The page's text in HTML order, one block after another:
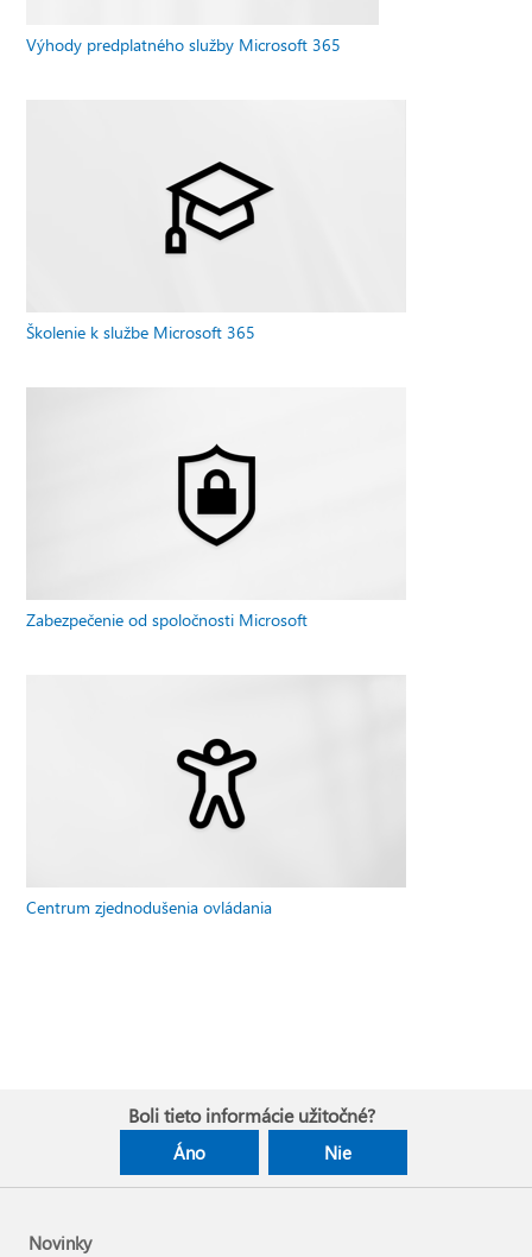
Výhody predplatného služby Microsoft 365
Školenie k službe Microsoft 365
Zabezpečenie od spoločnosti Microsoft
Centrum zjednodušenia ovládania
Boli tieto informácie užitočné?
Áno Nie
Novinky